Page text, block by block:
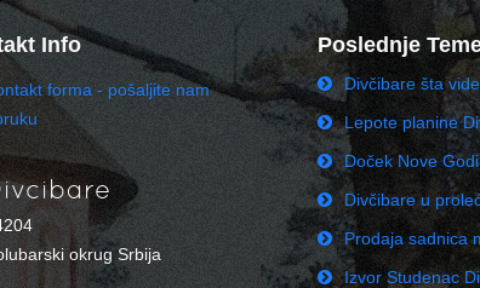
Info
forma - pošaljite nam
okrug Srbija
Poslednje
Divčibare šta
Lepote planine
Doček Nove
Divčibare u
Prodaja sadnica
Izvor Studenac